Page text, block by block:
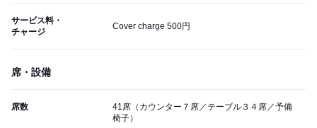
サービス料・
チャージ
Cover charge 500円
席・設備
席数
41席（カウンター７席／テーブル３４席／予備
椅子）